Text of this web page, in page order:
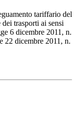
tariffario del
trasporti ai sensi
6 dicembre 2011, n.
22 dicembre 2011, n.